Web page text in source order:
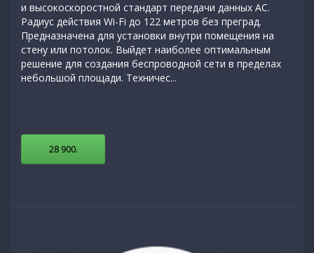
и высокоскоростной стандарт передачи данных AC.
Радиус действия Wi-Fi до 122 метров без преград.
Предназначена для установки внутри помещения на
стену или потолок. Выйдет наиболее оптимальным
решение для создания беспроводной сети в пределах
небольшой площади. Техничес...
28 900.